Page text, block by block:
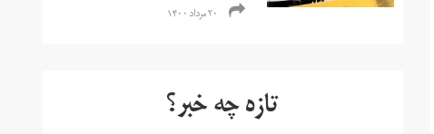
۲۰ مرداد ۱۴۰۰
تازه چه خبر؟